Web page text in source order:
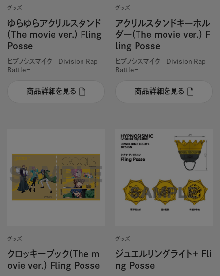
グッズ
ゆらゆらアクリルスタンド
(The movie ver.) Fling
Posse
ヒプノシスマイク －Division Rap
Battle－
商品詳細を見る
グッズ
アクリルスタンドキーホル
ダー(The movie ver.) F
ling Posse
ヒプノシスマイク －Division Rap
Battle－
商品詳細を見る
グッズ
クロッキーブック(The m
ovie ver.) Fling Posse
グッズ
ジュエルリングライト+ Fli
ng Posse